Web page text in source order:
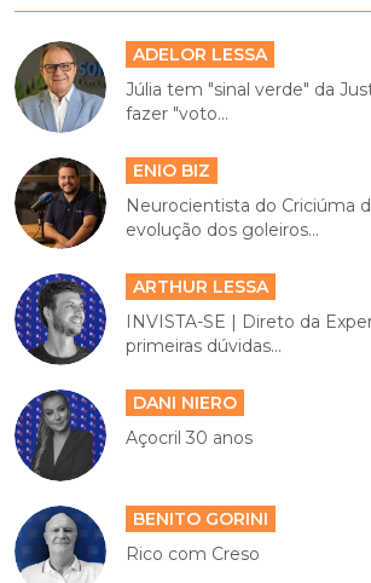
ADELOR LESSA
Júlia tem "sinal verde" da
fazer "voto...
ENIO BIZ
Neurocientista do Criciúma
evolução dos goleiros...
ARTHUR LESSA
INVISTA-SE | Direto da
primeiras dúvidas...
DANI NIERO
Açocril 30 anos
BENITO GORINI
Rico com Creso